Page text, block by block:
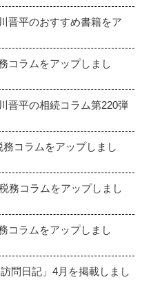
晋平のおすすめ書籍をア
コラムをアップしまし
晋平の相続コラム第220弾
コラムをアップしまし
務コラムをアップしまし
コラムをアップしまし
問日記」4月を掲載しまし